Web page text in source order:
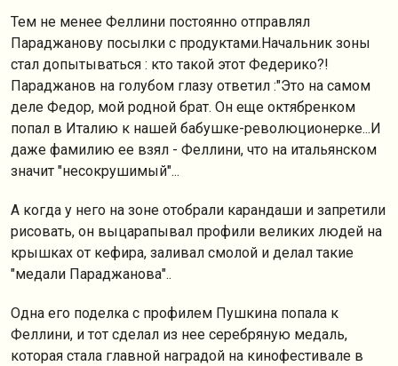
Тем не менее Феллини постоянно отправлял
Параджанову посылки с продуктами.Начальник зоны
стал допытываться : кто такой этот Федерико?!
Параджанов на голубом глазу ответил :"Это на самом
деле Федор, мой родной брат. Он еще октябренком
попал в Италию к нашей бабушке-революционерке...И
даже фамилию ее взял - Феллини, что на итальянском
значит "несокрушимый"...
А когда у него на зоне отобрали карандаши и запретили
рисовать, он выцарапывал профили великих людей на
крышках от кефира, заливал смолой и делал такие
"медали Параджанова"..
Одна его поделка с профилем Пушкина попала к
Феллини, и тот сделал из нее серебряную медаль,
которая стала главной наградой на кинофестивале в